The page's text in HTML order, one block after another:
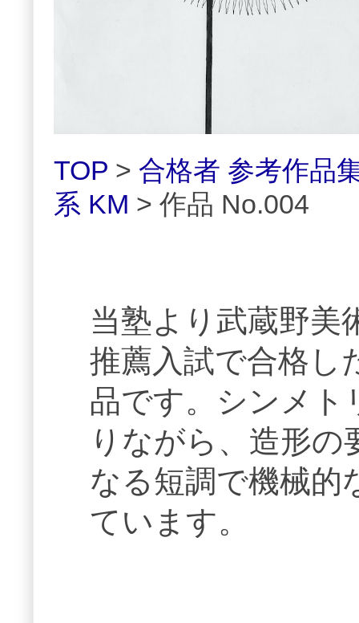
TOP > 合格者 参考作品
系 KM > 作品 No.004
当塾より武蔵野美
推薦入試で合格し
品です。シンメト
りながら、造形の
なる短調で機械的
ています。